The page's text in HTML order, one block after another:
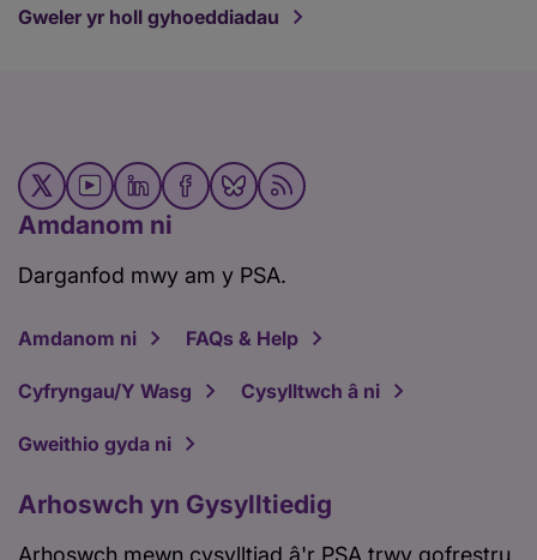
Gweler yr holl gyhoeddiadau
Amdanom ni
Darganfod mwy am y PSA.
Amdanom ni FAQs & Help
Cyfryngau/Y Wasg Cysylltwch â ni
Gweithio gyda ni
Arhoswch yn Gysylltiedig